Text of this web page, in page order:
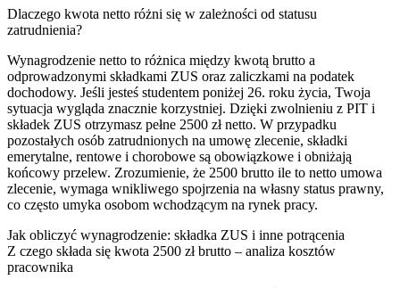
Dlaczego kwota netto różni się w zależności od statusu
zatrudnienia?
Wynagrodzenie netto to różnica między kwotą brutto a
odprowadzonymi składkami ZUS oraz zaliczkami na podatek
dochodowy. Jeśli jesteś studentem poniżej 26. roku życia, Twoja
sytuacja wygląda znacznie korzystniej. Dzięki zwolnieniu z PIT i
składek ZUS otrzymasz pełne 2500 zł netto. W przypadku
pozostałych osób zatrudnionych na umowę zlecenie, składki
emerytalne, rentowe i chorobowe są obowiązkowe i obniżają
końcowy przelew. Zrozumienie, że 2500 brutto ile to netto umowa
zlecenie, wymaga wnikliwego spojrzenia na własny status prawny,
co często umyka osobom wchodzącym na rynek pracy.
Jak obliczyć wynagrodzenie: składka ZUS i inne potrącenia
Z czego składa się kwota 2500 zł brutto – analiza kosztów
pracownika